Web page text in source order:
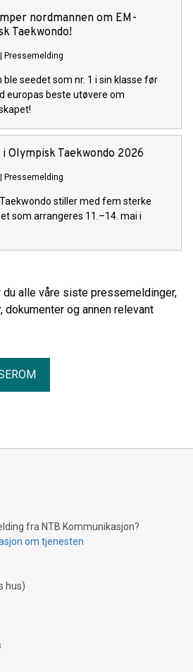
nordmannen om EM-
Taekwondo!
| Pressemelding
ble seedet som nr. 1 i sin klasse før
europas beste utøvere om
Olympisk Taekwondo 2026
| Pressemelding
stiller med fem sterke
som arrangeres 11.–14. mai i
alle våre siste pressemeldinger,
dokumenter og annen relevant
fra NTB Kommunikasjon?
om tjenesten
hus)